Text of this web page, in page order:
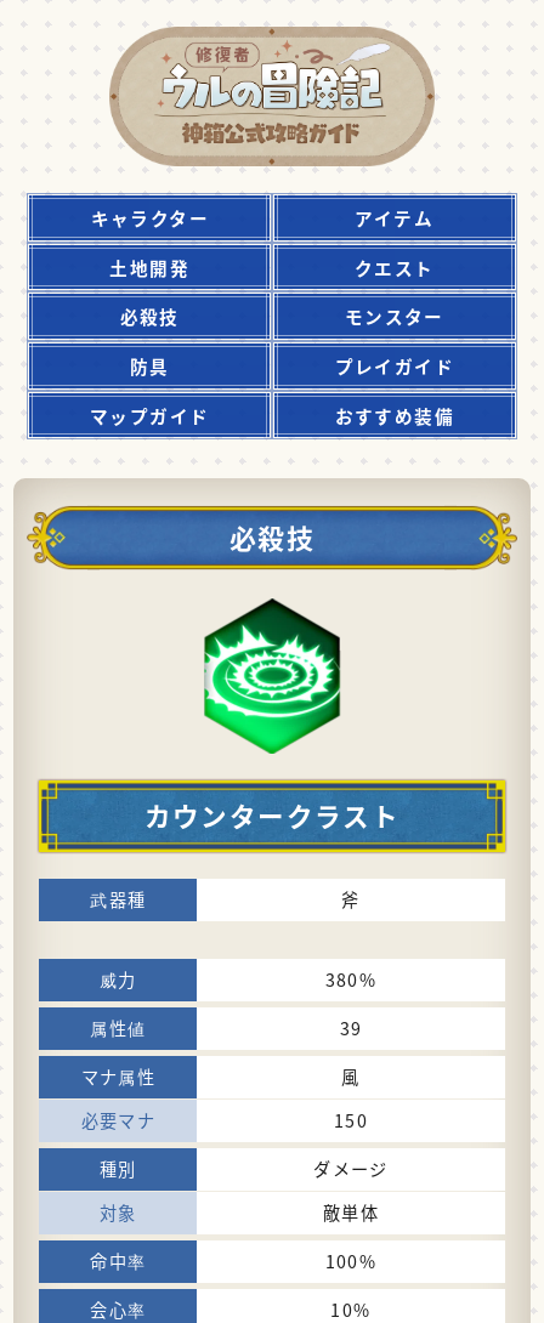
キャラクター
アイテム
土地開発
クエスト
必殺技
モンスター
防具
プレイガイド
マップガイド
おすすめ装備
必殺技
カウンタークラスト
斧
380%
39
風
150
ダメージ
敵単体
100%
10%